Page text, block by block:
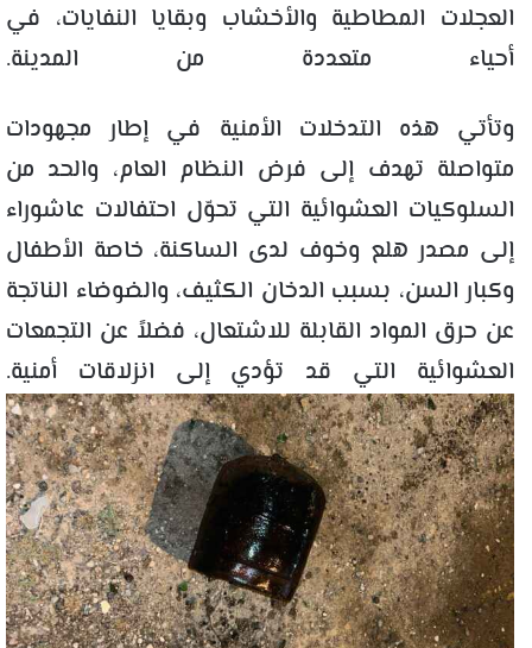
العجلات المطاطية والأخشاب وبقايا النفايات، في
أحياء متعددة من المدينة.
وتأتي هذه التدخلات الأمنية في إطار مجهودات
متواصلة تهدف إلى فرض النظام العام، والحد من
السلوكيات العشوائية التي تحوّل احتفالات عاشوراء
إلى مصدر هلع وخوف لدى الساكنة، خاصة الأطفال
وكبار السن، بسبب الدخان الكثيف، والضوضاء الناتجة
عن حرق المواد القابلة للاشتعال، فضلاً عن التجمعات
العشوائية التي قد تؤدي إلى انزلاقات أمنية.